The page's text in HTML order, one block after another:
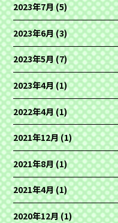
2023年7月(5)
2023年6月(3)
2023年5月(7)
2023年4月(1)
2022年4月(1)
2021年12月(1)
2021年8月(1)
2021年4月(1)
2020年12月(1)